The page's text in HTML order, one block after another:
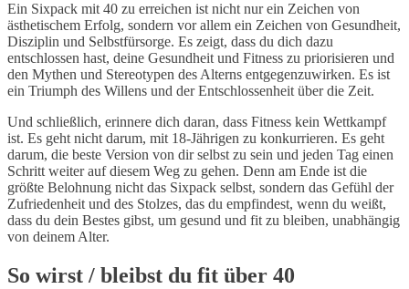
Ein Sixpack mit 40 zu erreichen ist nicht nur ein Zeichen von
ästhetischem Erfolg, sondern vor allem ein Zeichen von Gesundheit,
Disziplin und Selbstfürsorge. Es zeigt, dass du dich dazu
entschlossen hast, deine Gesundheit und Fitness zu priorisieren und
den Mythen und Stereotypen des Alterns entgegenzuwirken. Es ist
ein Triumph des Willens und der Entschlossenheit über die Zeit.
Und schließlich, erinnere dich daran, dass Fitness kein Wettkampf
ist. Es geht nicht darum, mit 18-Jährigen zu konkurrieren. Es geht
darum, die beste Version von dir selbst zu sein und jeden Tag einen
Schritt weiter auf diesem Weg zu gehen. Denn am Ende ist die
größte Belohnung nicht das Sixpack selbst, sondern das Gefühl der
Zufriedenheit und des Stolzes, das du empfindest, wenn du weißt,
dass du dein Bestes gibst, um gesund und fit zu bleiben, unabhängig
von deinem Alter.
So wirst / bleibst du fit über 40